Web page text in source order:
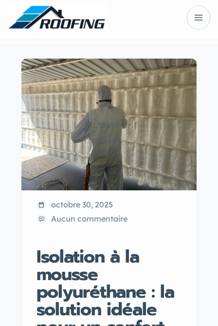
octobre 30, 2025
Aucun commentaire
Isolation à la
mousse
polyuréthane : la
solution idéale